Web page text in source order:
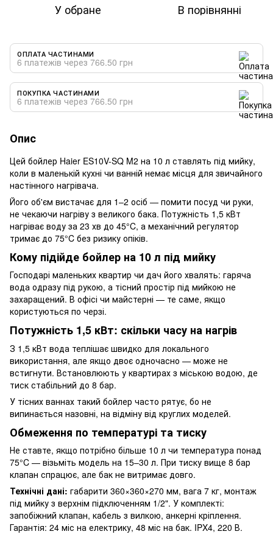
У обране В порівнянні
ОПЛАТА ЧАСТИНАМИ
6 платежів через 766.50 грн
ПОКУПКА ЧАСТИНАМИ
6 платежів через 766.50 грн
Опис
Цей бойлер Haier ES10V-SQ M2 на 10 л ставлять під мийку,
коли в маленькій кухні чи ванній немає місця для звичайного
настінного нагрівача.
Його об'єм вистачає для 1–2 осіб — помити посуд чи руки,
не чекаючи нагріву з великого бака. Потужність 1,5 кВт
нагріває воду за 23 хв до 45°C, а механічний регулятор
тримає до 75°C без ризику опіків.
Кому підійде бойлер на 10 л під мийку
Господарі маленьких квартир чи дач його хвалять: гаряча
вода одразу під рукою, а тісний простір під мийкою не
захаращений. В офісі чи майстерні — те саме, якщо
користуються по черзі.
Потужність 1,5 кВт: скільки часу на нагрів
З 1,5 кВт вода теплішає швидко для локального
використання, але якщо двоє одночасно — може не
встигнути. Встановлюють у квартирах з міською водою, де
тиск стабільний до 8 бар.
У тісних ваннах такий бойлер часто рятує, бо не
випинається назовні, на відміну від круглих моделей.
Обмеження по температурі та тиску
Не ставте, якщо потрібно більше 10 л чи температура понад
75°C — візьміть модель на 15–30 л. При тиску вище 8 бар
клапан спрацює, але бак не витримає довго.
Технічні дані: габарити 360×360×270 мм, вага 7 кг, монтаж
під мийку з верхнім підключенням 1/2". У комплекті:
запобіжний клапан, кабель з вилкою, анкерні кріплення.
Гарантія: 24 міс на електрику, 48 міс на бак. IPX4, 220 В.